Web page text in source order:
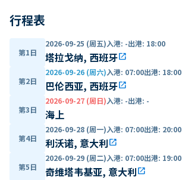
行程表
第1日
2026-09-25 (周五)入港: -出港: 18:00
塔拉戈纳, 西班牙open_in_new
第2日
2026-09-26 (周六)入港: 07:00出港: 18:00
巴伦西亚, 西班牙open_in_new
第3日
2026-09-27 (周日)入港: -出港: -
海上
第4日
2026-09-28 (周一)入港: 07:00出港: 20:00
利沃诺, 意大利open_in_new
第5日
2026-09-29 (周二)入港: 07:00出港: 19:00
奇维塔韦基亚, 意大利open_in_new